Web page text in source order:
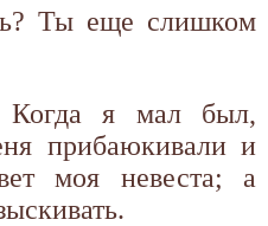
Ты еще слишком
я мал был,
прибаюкивали и
моя невеста; а